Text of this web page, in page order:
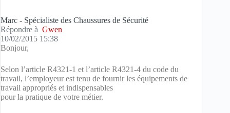
Marc - Spécialiste des Chaussures de Sécurité
Répondre à Gwen
10/02/2015 15:38
Bonjour,
Selon l’article R4321-1 et l’article R4321-4 du code du
travail, l’employeur est tenu de fournir les équipements de
travail appropriés et indispensables
pour la pratique de votre métier.